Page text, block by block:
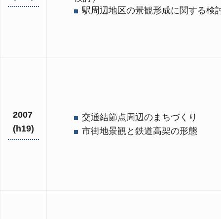
駅周辺地区の景観形成に関する検
2007
(h19)
交通結節点周辺のまちづくり
市街地景観と鉄道高架の形態